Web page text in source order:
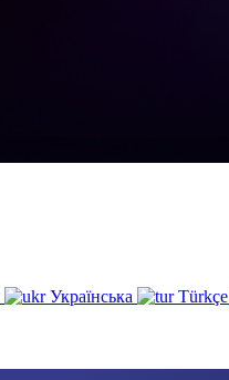
Українська Türkçe